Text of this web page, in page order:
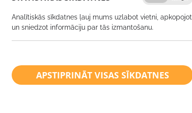
Analītiskās sīkdatnes ļauj mums uzlabot vietni, apkopojot
un sniedzot informāciju par tās izmantošanu.
APSTIPRINĀT VISAS SĪKDATNES